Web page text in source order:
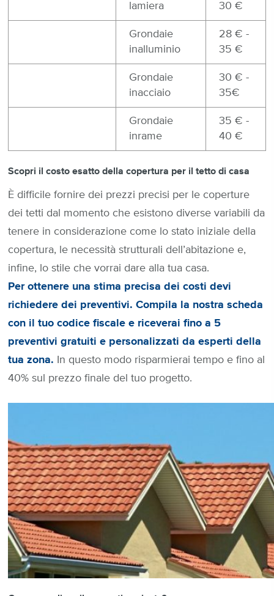
lamiera
30 €
Grondaie
inalluminio
28 € -
35 €
Grondaie
inacciaio
30 € -
35€
Grondaie
inrame
35 € -
40 €
Scopri il costo esatto della copertura per il tetto di casa
È difficile fornire dei prezzi precisi per le coperture
dei tetti dal momento che esistono diverse variabili da
tenere in considerazione come lo stato iniziale della
copertura, le necessità strutturali dell’abitazione e,
infine, lo stile che vorrai dare alla tua casa.
Per ottenere una stima precisa dei costi devi
richiedere dei preventivi. Compila la nostra scheda
con il tuo codice fiscale e riceverai fino a 5
preventivi gratuiti e personalizzati da esperti della
tua zona.
In questo modo risparmierai tempo e fino al
40% sul prezzo finale del tuo progetto.